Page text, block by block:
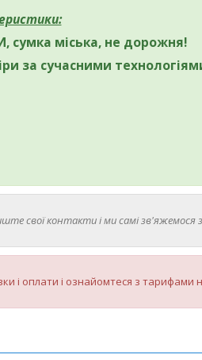
сумка міська, не дорожня!
за сучасними
свої контакти і ми самі зв'яжемося
оплати і ознайомтеся з тарифами